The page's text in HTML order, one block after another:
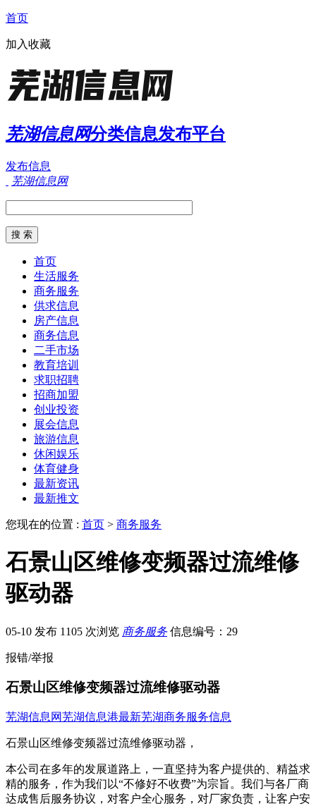
首页
加入收藏
芜湖信息网分类信息发布平台
发布信息
芜湖信息网
首页
生活服务
商务服务
供求信息
房产信息
商务信息
二手市场
教育培训
求职招聘
招商加盟
创业投资
展会信息
旅游信息
休闲娱乐
体育健身
最新资讯
最新推文
您现在的位置 : 首页 > 商务服务
石景山区维修变频器过流维修
驱动器
05-10 发布 1105 次浏览 商务服务 信息编号：29
报错/举报
石景山区维修变频器过流维修驱动器
芜湖信息网芜湖信息港最新芜湖商务服务信息
石景山区维修变频器过流维修驱动器，
本公司在多年的发展道路上，一直坚持为客户提供的、精益求
精的服务，作为我们以“不修好不收费”为宗旨。我们与各厂商
达成售后服务协议，对客户全心服务，对厂家负责，让客户安